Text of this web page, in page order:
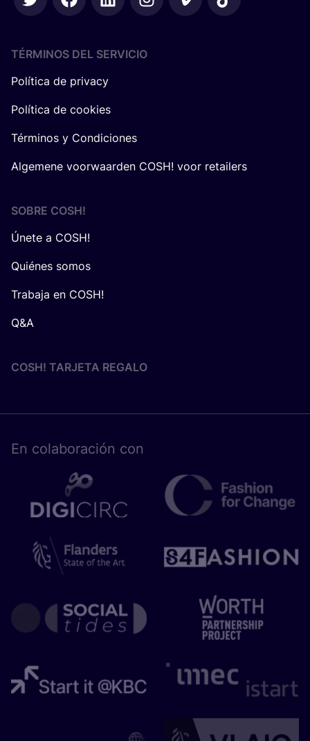
TÉRMINOS DEL SERVICIO
Política de privacy
Política de cookies
Términos y Condiciones
Algemene voorwaarden COSH! voor retailers
SOBRE COSH!
Únete a COSH!
Quiénes somos
Trabaja en COSH!
Q&A
COSH! TARJETA REGALO
En cola­bo­ra­ción con